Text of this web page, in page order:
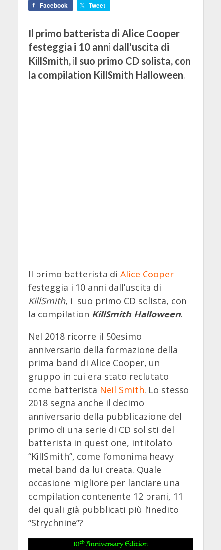
Facebook Tweet
Il primo batterista di Alice Cooper
festeggia i 10 anni dall'uscita di
KillSmith, il suo primo CD solista, con
la compilation KillSmith Halloween.
Il primo batterista di Alice Cooper
festeggia i 10 anni dall’uscita di
KillSmith, il suo primo CD solista, con
la compilation KillSmith Halloween.
Nel 2018 ricorre il 50esimo
anniversario della formazione della
prima band di Alice Cooper, un
gruppo in cui era stato reclutato
come batterista Neil Smith. Lo stesso
2018 segna anche il decimo
anniversario della pubblicazione del
primo di una serie di CD solisti del
batterista in questione, intitolato
“KillSmith”, come l’omonima heavy
metal band da lui creata. Quale
occasione migliore per lanciare una
compilation contenente 12 brani, 11
dei quali già pubblicati più l’inedito
“Strychnine”?